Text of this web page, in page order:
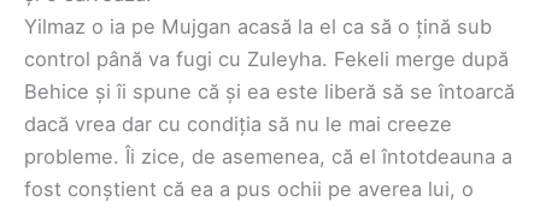
Yilmaz o ia pe Mujgan acasă la el ca să o țină sub
control până va fugi cu Zuleyha. Fekeli merge după
Behice și îi spune că și ea este liberă să se întoarcă
dacă vrea dar cu condiția să nu le mai creeze
probleme. Îi zice, de asemenea, că el întotdeauna a
fost conștient că ea a pus ochii pe averea lui, o